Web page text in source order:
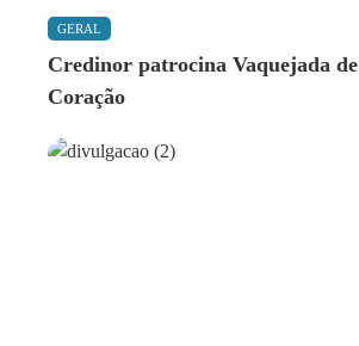
GERAL
Credinor patrocina Vaquejada de
Coração